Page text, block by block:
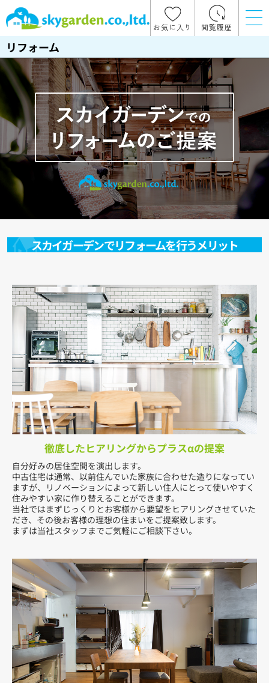
お気に入り 閲覧履歴
リフォーム
スカイガーデンでリフォームを⾏うメリット
徹底したヒアリングからプラスαの提案
自分好みの居住空間を演出します。
中古住宅は通常、以前住んでいた家族に合わせた造りになってい
ますが、リノベーションによって新しい住人にとって使いやすく
住みやすい家に作り替えることができます。
当社ではまずじっくりとお客様から要望をヒアリングさせていた
だき、その後お客様の理想の住まいをご提案致します。
まずは当社スタッフまでご気軽にご相談下さい。